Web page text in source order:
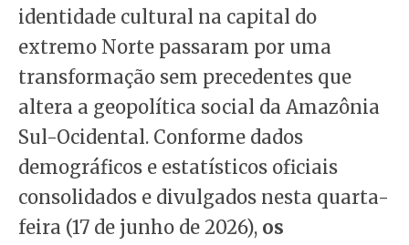
identidade cultural na capital do
extremo Norte passaram por uma
transformação sem precedentes que
altera a geopolítica social da Amazônia
Sul-Ocidental. Conforme dados
demográficos e estatísticos oficiais
consolidados e divulgados nesta quarta-
feira (17 de junho de 2026), os